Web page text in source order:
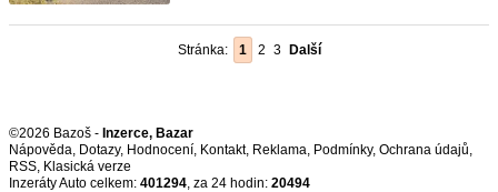
Stránka: 1 2 3 Další
©2026 Bazoš - Inzerce, Bazar
Nápověda, Dotazy, Hodnocení, Kontakt, Reklama, Podmínky, Ochrana údajů,
RSS,
Inzeráty Auto celkem: 401294, za 24 hodin: 20494